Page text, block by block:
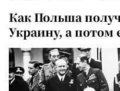
Как Польша
Украину, а потом